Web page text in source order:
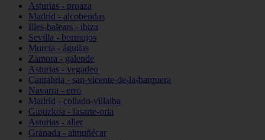
Asturias - proaza
Madrid - alcobendas
Illes-balears - ibiza
Sevilla - bormujos
Murcia - águilas
Zamora - galende
Asturias - vegadeo
Cantabria - san-vicente-de-la-barquera
Navarra - erro
Madrid - collado-villalba
Gipuzkoa - lasarte-oria
Asturias - aller
Granada - almuñécar